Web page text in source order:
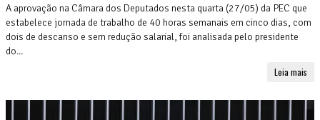
A aprovação na Câmara dos Deputados nesta quarta (27/05) da PEC que
estabelece jornada de trabalho de 40 horas semanais em cinco dias, com
dois de descanso e sem redução salarial, foi analisada pelo presidente
do...
Leia mais